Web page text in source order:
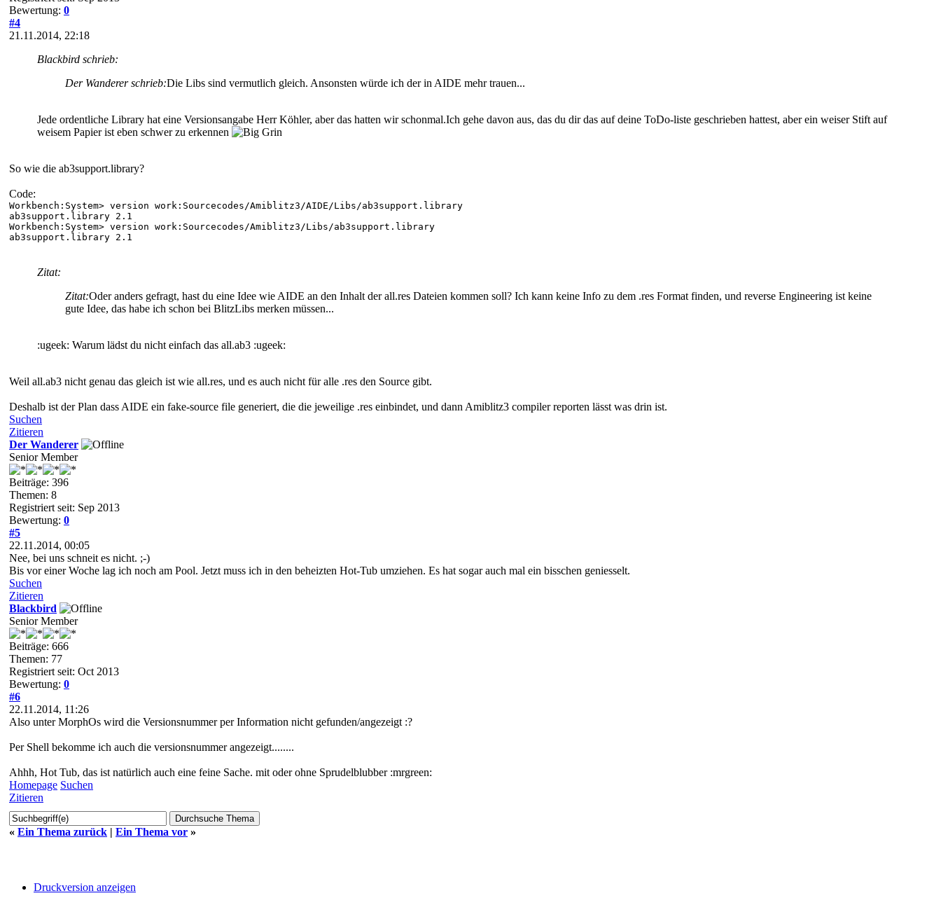
Bewertung: 0
#4
21.11.2014, 22:18
Blackbird schrieb:
Der Wanderer schrieb:Die Libs sind vermutlich gleich. Ansonsten würde ich der in AIDE mehr trauen...
Jede ordentliche Library hat eine Versionsangabe Herr Köhler, aber das hatten wir schonmal.Ich gehe davon aus, das du dir das auf deine ToDo-liste geschrieben hattest, aber ein weiser Stift auf
weisem Papier ist eben schwer zu erkennen
So wie die ab3support.library?
Code:
Workbench:System> version work:Sourcecodes/Amiblitz3/AIDE/Libs/ab3support.library
ab3support.library 2.1
Workbench:System> version work:Sourcecodes/Amiblitz3/Libs/ab3support.library
ab3support.library 2.1
Zitat:
Zitat:Oder anders gefragt, hast du eine Idee wie AIDE an den Inhalt der all.res Dateien kommen soll? Ich kann keine Info zu dem .res Format finden, und reverse Engineering ist keine
gute Idee, das habe ich schon bei BlitzLibs merken müssen...
:ugeek: Warum lädst du nicht einfach das all.ab3 :ugeek:
Weil all.ab3 nicht genau das gleich ist wie all.res, und es auch nicht für alle .res den Source gibt.
Deshalb ist der Plan dass AIDE ein fake-source file generiert, die die jeweilige .res einbindet, und dann Amiblitz3 compiler reporten lässt was drin ist.
Suchen
Zitieren
Der Wanderer
Senior Member
Beiträge: 396
Themen: 8
Registriert seit: Sep 2013
Bewertung: 0
#5
22.11.2014, 00:05
Nee, bei uns schneit es nicht. ;-)
Bis vor einer Woche lag ich noch am Pool. Jetzt muss ich in den beheizten Hot-Tub umziehen. Es hat sogar auch mal ein bisschen geniesselt.
Suchen
Zitieren
Blackbird
Senior Member
Beiträge: 666
Themen: 77
Registriert seit: Oct 2013
Bewertung: 0
#6
22.11.2014, 11:26
Also unter MorphOs wird die Versionsnummer per Information nicht gefunden/angezeigt :?
Per Shell bekomme ich auch die versionsnummer angezeigt........
Ahhh, Hot Tub, das ist natürlich auch eine feine Sache. mit oder ohne Sprudelblubber :mrgreen:
Homepage Suchen
Zitieren
« Ein Thema zurück | Ein Thema vor »
Druckversion anzeigen